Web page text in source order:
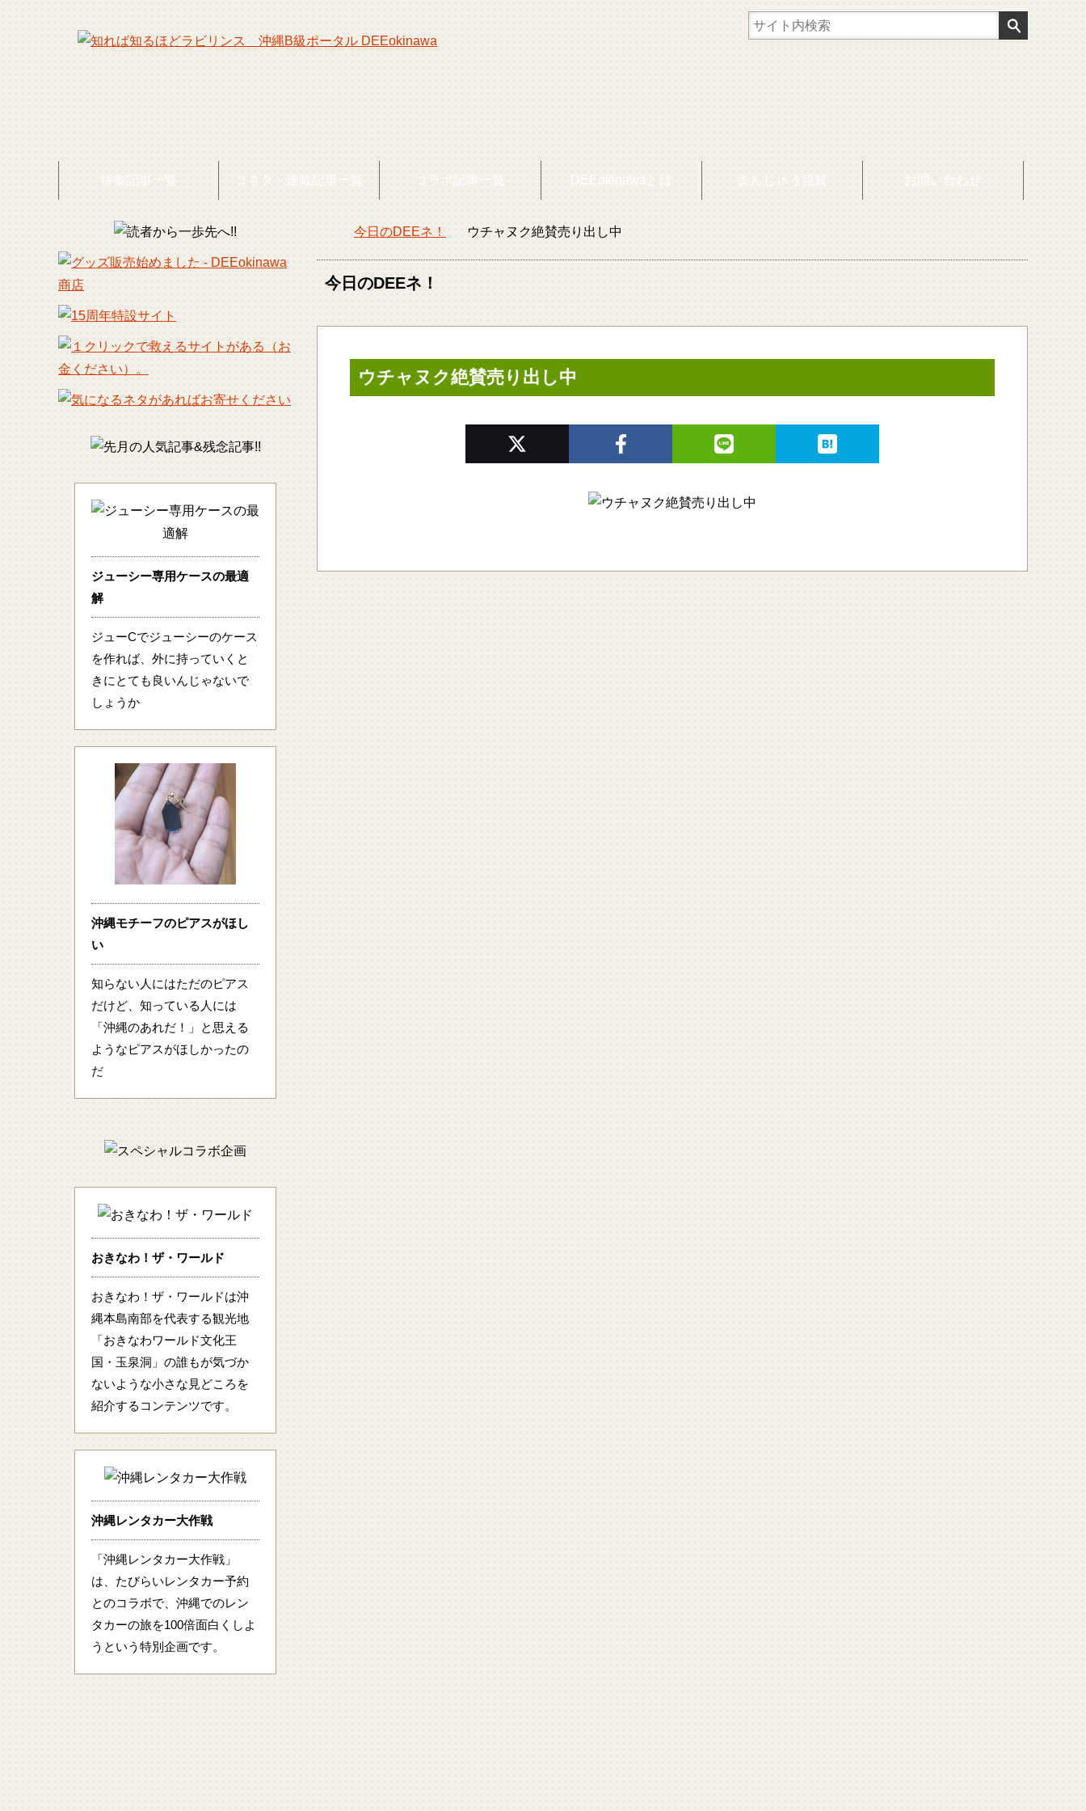
特集記事一覧 コネタ・連載記事一覧 コラボ記事一覧 DEEokinawaとは まんじゅう協賛 お問い合わせ
DEEokinawaトップ
今日のDEEネ！ ウチャヌク絶賛売り出し中
今日のDEEネ！
ウチャヌク絶賛売り出し中
ジューシー専用ケースの最適
解
ジューCでジューシーのケース
を作れば、外に持っていくと
きにとても良いんじゃないで
しょうか
沖縄モチーフのピアスがほし
い
知らない人にはただのピアス
だけど、知っている人には
「沖縄のあれだ！」と思える
ようなピアスがほしかったの
だ
おきなわ！ザ・ワールド
おきなわ！ザ・ワールドは沖
縄本島南部を代表する観光地
「おきなわワールド文化王
国・玉泉洞」の誰もが気づか
ないような小さな見どころを
紹介するコンテンツです。
沖縄レンタカー大作戦
「沖縄レンタカー大作戦」
は、たびらいレンタカー予約
とのコラボで、沖縄でのレン
タカーの旅を100倍面白くしよ
うという特別企画です。